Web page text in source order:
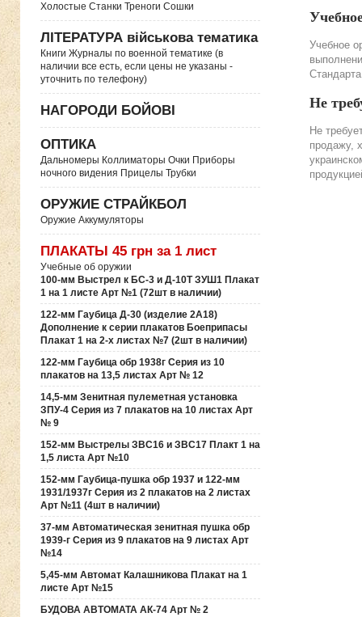
Холостые Станки Треноги Сошки
ЛІТЕРАТУРА військова тематика
Книги Журналы по военной тематике (в
наличии все есть, если цены не указаны -
уточнить по телефону)
НАГОРОДИ БОЙОВІ
ОПТИКА
Дальномеры Коллиматоры Очки Приборы
ночного видения Прицелы Трубки
ОРУЖИЕ СТРАЙКБОЛ
Оружие Аккумуляторы
ПЛАКАТЫ 45 грн за 1 лист
Учебные об оружии
100-мм Выстрел к БС-3 и Д-10Т ЗУШ1 Плакат
1 на 1 листе Арт №1 (72шт в наличии)
122-мм Гаубица Д-30 (изделие 2А18)
Дополнение к серии плакатов Боеприпасы
Плакат 1 на 2-х листах №7 (2шт в наличии)
122-мм Гаубица обр 1938г Серия из 10
плакатов на 13,5 листах Арт № 12
14,5-мм Зенитная пулеметная установка
ЗПУ-4 Серия из 7 плакатов на 10 листах Арт
№ 9
152-мм Выстрелы ЗВС16 и ЗВС17 Плакт 1 на
1,5 листа Арт №10
152-мм Гаубица-пушка обр 1937 и 122-мм
1931/1937г Серия из 2 плакатов на 2 листах
Арт №11 (4шт в наличии)
37-мм Автоматическая зенитная пушка обр
1939-г Серия из 9 плакатов на 9 листах Арт
№14
5,45-мм Автомат Калашникова Плакат на 1
листе Арт №15
БУДОВА АВТОМАТА АК-74 Арт № 2
Учебное
Не
Не
продажу,